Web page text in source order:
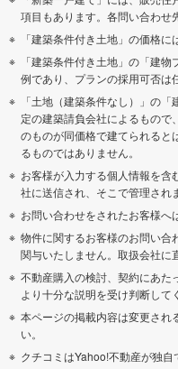
項目もあります。各問い合わせ
「建築条件付き土地」の価格に
「建築条件付き土地」の「建
例であり、プランの採用可否は
「土地（建築条件なし）」の
定の建築請負会社によるもので
のものが同価格で建てられると
るものではありません。
お客様が入力する個人情報を
社に送信され、そこで管理され
お問い合わせをされたお客様へ
物件に関するお客様のお問い合
関与いたしません。取扱会社に
不動産購入の検討、契約にあた
より十分な説明を受け判断して
本ページの掲載内容は変更され
い。
クチコミはYahoo!不動産が独自